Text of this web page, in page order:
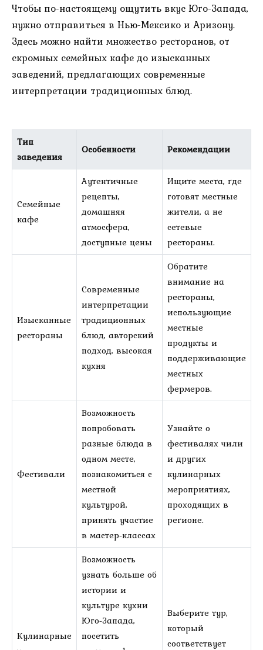
Чтобы по-настоящему ощутить вкус Юго-Запада,
нужно отправиться в Нью-Мексико и Аризону.
Здесь можно найти множество ресторанов, от
скромных семейных кафе до изысканных
заведений, предлагающих современные
интерпретации традиционных блюд.
Тип
заведения
Особенности Рекомендации
Семейные
кафе
Аутентичные
рецепты,
домашняя
атмосфера,
доступные цены
Ищите места, где
готовят местные
жители, а не
сетевые
рестораны.
Изысканные
рестораны
Современные
интерпретации
традиционных
блюд, авторский
подход, высокая
кухня
Обратите
внимание на
рестораны,
использующие
местные
продукты и
поддерживающие
местных
фермеров.
Фестивали
Возможность
попробовать
разные блюда в
одном месте,
познакомиться с
местной
культурой,
принять участие
в мастер-классах
Узнайте о
фестивалях чили
и других
кулинарных
мероприятиях,
проходящих в
регионе.
Кулинарные
Возможность
узнать больше об
истории и
культуре кухни
Юго-Запада,
посетить
Выберите тур,
который
соответствует